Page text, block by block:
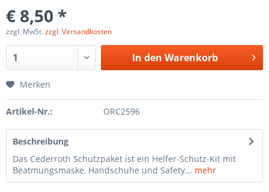
€ 8,50 *
zzgl. MwSt.zzgl. Versandkosten
In den Warenkorb
Merken
Artikel-Nr.: ORC2596
Beschreibung
Das Cederroth Schutzpaket ist ein Helfer-Schutz-Kit mit
Beatmungsmaske, Handschuhe und Safety... mehr